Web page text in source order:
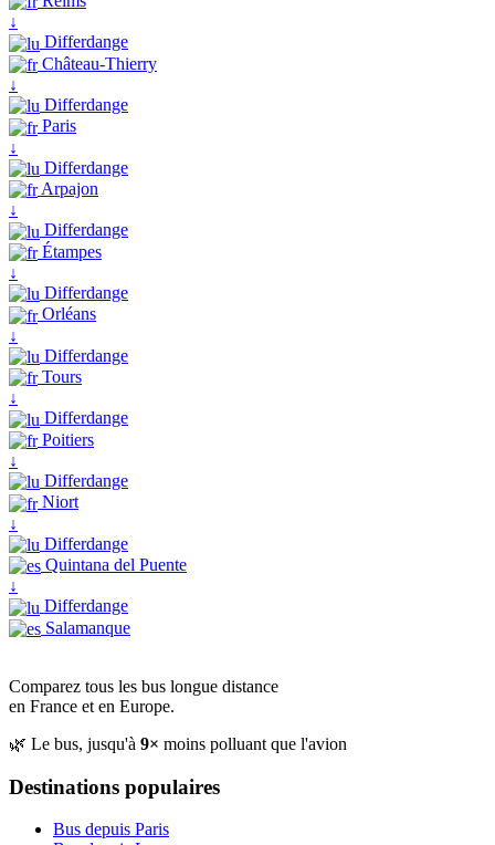
↓
Differdange
Château-Thierry
↓
Differdange
Paris
↓
Differdange
Arpajon
↓
Differdange
Étampes
↓
Differdange
Orléans
↓
Differdange
Tours
↓
Differdange
Poitiers
↓
Differdange
Niort
↓
Differdange
Quintana del Puente
↓
Differdange
Salamanque
Comparez tous les bus longue distance
en France et en Europe.
🌿 Le bus, jusqu'à 9× moins polluant que l'avion
Destinations populaires
Bus depuis Paris